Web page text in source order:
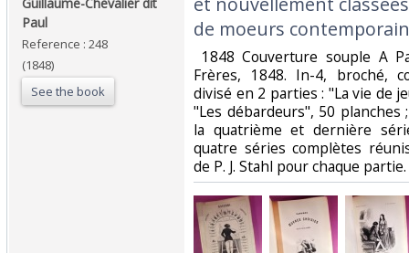
Paul‎
Reference : 248
(1848)
See the book
de moeurs
1848 Couverture souple A
Frères, 1848. In-4, broché,
divisé en 2 parties : "La vie de
"Les débardeurs", 50
la quatrième et dernière
quatre séries complètes
de P. J. Stahl pour chaque